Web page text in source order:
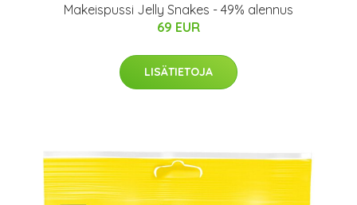
Makeispussi Jelly Snakes - 49% alennus
69 EUR
LISÄTIETOJA